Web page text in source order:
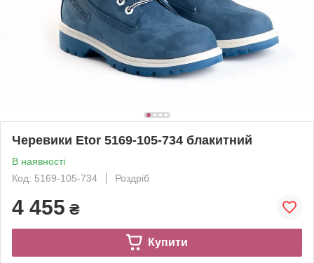
Черевики Etor 5169-105-734 блакитний
В наявності
Код: 5169-105-734
Роздріб
4 455 ₴
Купити